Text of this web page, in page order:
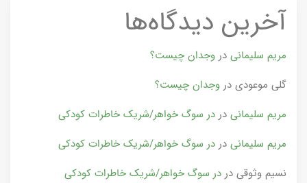
آخرین دیدگاه‌ها
مریم سلیمانی در وجدان چیست؟
گلی موعودی در وجدان چیست؟
مریم سلیمانی در در سوگ خواهر/شریک خاطرات کودکی
مریم سلیمانی در در سوگ خواهر/شریک خاطرات کودکی
نسیم وثوقی در در سوگ خواهر/شریک خاطرات کودکی